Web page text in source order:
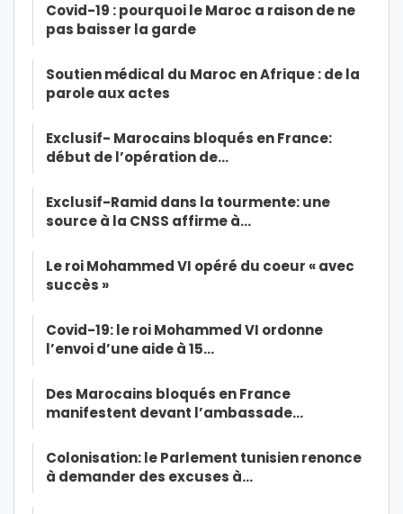
Covid-19 : pourquoi le Maroc a raison de ne
pas baisser la garde
Soutien médical du Maroc en Afrique : de la
parole aux actes
Exclusif- Marocains bloqués en France:
début de l’opération de…
Exclusif-Ramid dans la tourmente: une
source à la CNSS affirme à…
Le roi Mohammed VI opéré du coeur « avec
succès »
Covid-19: le roi Mohammed VI ordonne
l’envoi d’une aide à 15…
Des Marocains bloqués en France
manifestent devant l’ambassade…
Colonisation: le Parlement tunisien renonce
à demander des excuses à…